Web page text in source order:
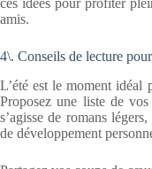
ces idées pour profiter
amis.
4\. Conseils de lecture
L’été est le moment idéal
Proposez une liste de
s’agisse de romans
de développement